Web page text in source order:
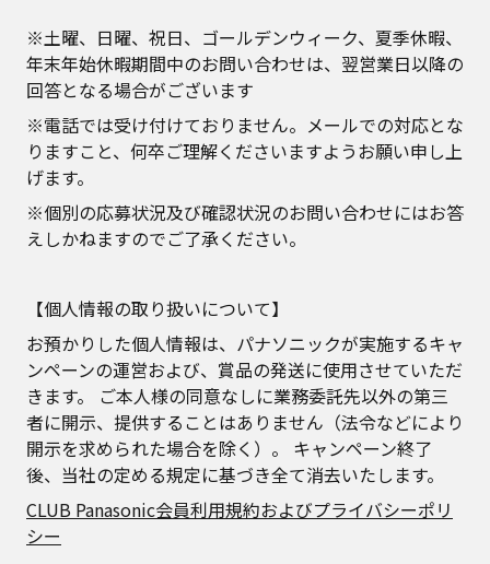
※土曜、日曜、祝日、ゴールデンウィーク、夏季休暇、
年末年始休暇期間中のお問い合わせは、翌営業日以降の
回答となる場合がございます
※電話では受け付けておりません。メールでの対応とな
りますこと、何卒ご理解くださいますようお願い申し上
げます。
※個別の応募状況及び確認状況のお問い合わせにはお答
えしかねますのでご了承ください。
【個人情報の取り扱いについて】
お預かりした個人情報は、パナソニックが実施するキャ
ンペーンの運営および、賞品の発送に使用させていただ
きます。 ご本人様の同意なしに業務委託先以外の第三
者に開示、提供することはありません（法令などにより
開示を求められた場合を除く）。 キャンペーン終了
後、当社の定める規定に基づき全て消去いたします。
CLUB Panasonic会員利用規約およびプライバシーポリ
シー